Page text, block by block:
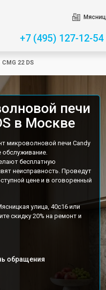
+7 (495) 127-12-54
CMG 22 DS
печи
в Москве
микроволновой печи Candy
обслуживание.
бесплатную
неисправность. Проведут
цене и в оговоренный
улица, 40с16 или
скидку 20% на ремонт и
обращения